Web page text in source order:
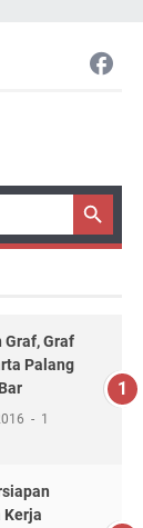
Graf, Graf
Palang
1
Kerja